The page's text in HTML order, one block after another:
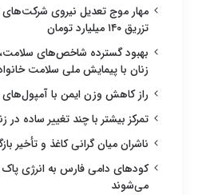
مهار موج تعدیل نیروی
تزریق ۱۴۰ میلیارد تومان
بهبود گسترده شاخص‌های سلامت،
زنان با پیمایش ملی سلامت
راز کاهش وزن ایمن با آمپول‌های
تمرکز بیشتر با چند تغییر ساده در
ناشران میان گرانی کاغذ و تأخیر
کودهای دامی فارس به انرژی پاک
می‌شوند